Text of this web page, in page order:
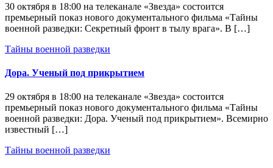
30 октября в 18:00 на телеканале «Звезда» состоится
премьерный показ нового документального фильма «Тайны
военной разведки: Секретный фронт в тылу врага». В […]
Тайны военной разведки
Дора. Ученый под прикрытием
29 октября в 18:00 на телеканале «Звезда» состоится
премьерный показ нового документального фильма «Тайны
военной разведки: Дора. Ученый под прикрытием». Всемирно
известный […]
Тайны военной разведки